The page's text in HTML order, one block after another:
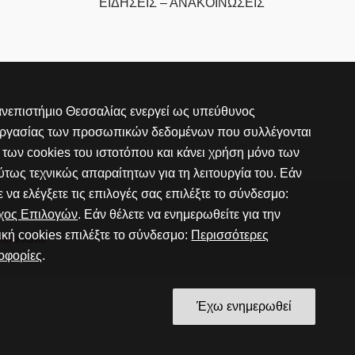
Θεσσαλίας ενεργεί ως υπεύθυνος
των προσωπικών δεδομένων που συλλέγονται
cookies του ιστοτόπου και κάνει χρήση μόνο των
τεχνικώς απαραίτητων για τη λειτουργία του. Εάν
να ελέγξετε τις επιλογές σας επιλέξτε το σύνδεσμο:
Επιλογών. Εάν θέλετε να ενημερωθείτε για την
cookies επιλέξτε το σύνδεσμο: Περισσότερες
.
Έχω ενημερωθεί
ΕΙΔΗΣΕΙΣ – ΑΝΑΚΟΙΝΩΣΕΙΣ